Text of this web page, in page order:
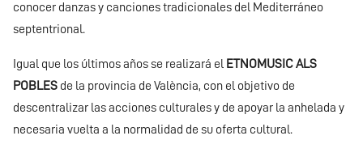
conocer danzas y canciones tradicionales del Mediterráneo
septentrional.
Igual que los últimos años se realizará el ETNOMUSIC ALS
POBLES de la provincia de València, con el objetivo de
descentralizar las acciones culturales y de apoyar la anhelada y
necesaria vuelta a la normalidad de su oferta cultural.